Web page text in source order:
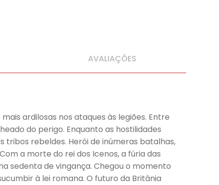
AVALIAÇÕES
ardilosas nos ataques às legiões. Entre
do perigo. Enquanto as hostilidades
tribos rebeldes. Herói de inúmeras batalhas,
a morte do rei dos Icenos, a fúria das
sedenta de vingança. Chegou o momento
à lei romana. O futuro da Britânia